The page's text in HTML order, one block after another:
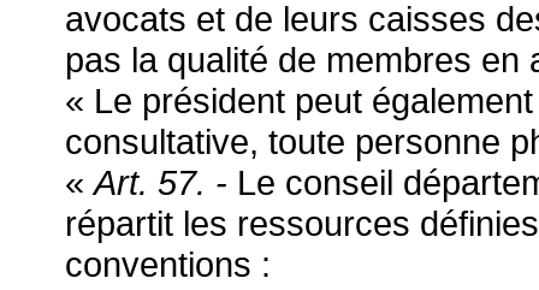
avocats et de leurs caisses
pas la qualité de membres en
« Le président peut
consultative, toute personne
«Art. 57. - Le conseil
répartit les ressources
conventions :